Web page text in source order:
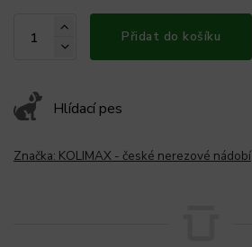
Přidat do košíku
Hlídací pes
Značka: KOLIMAX - české nerezové nádobí